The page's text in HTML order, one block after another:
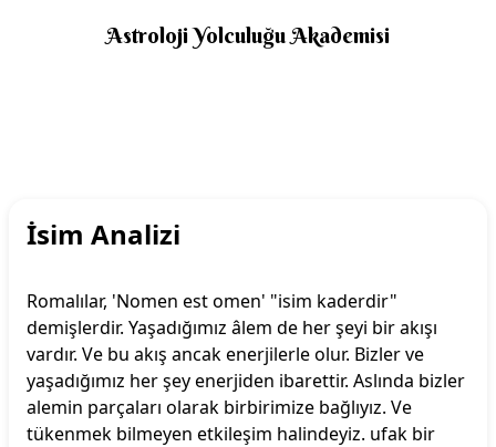
Astroloji Yolculuğu Akademisi
İsim Analizi
Romalılar, 'Nomen est omen' "isim kaderdir"
demişlerdir. Yaşadığımız âlem de her şeyi bir akışı
vardır. Ve bu akış ancak enerjilerle olur. Bizler ve
yaşadığımız her şey enerjiden ibarettir. Aslında bizler
alemin parçaları olarak birbirimize bağlıyız. Ve
tükenmek bilmeyen etkileşim halindeyiz. ufak bir